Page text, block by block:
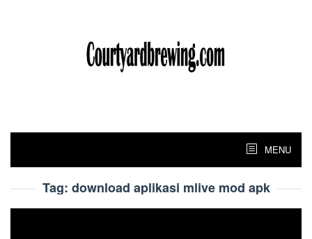
MENU
Tag: download aplikasi mlive mod apk